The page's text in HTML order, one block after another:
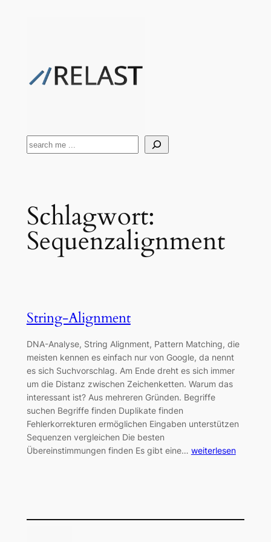
Suchen
Schlagwort:
Sequenzalignment
String-Alignment
DNA-Analyse, String Alignment, Pattern Matching, die
meisten kennen es einfach nur von Google, da nennt
es sich Suchvorschlag. Am Ende dreht es sich immer
um die Distanz zwischen Zeichenketten. Warum das
interessant ist? Aus mehreren Gründen. Begriffe
suchen Begriffe finden Duplikate finden
Fehlerkorrekturen ermöglichen Eingaben unterstützen
Sequenzen vergleichen Die besten
Übereinstimmungen finden Es gibt eine… weiterlesen